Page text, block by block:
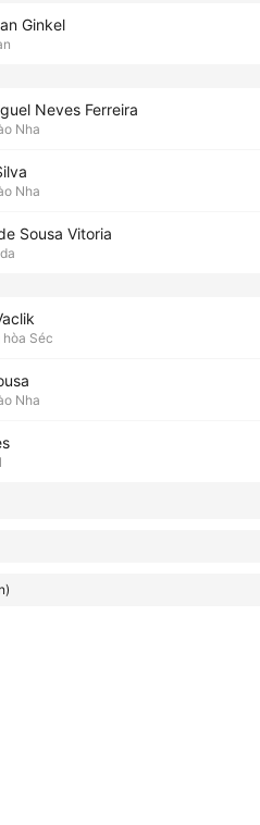
Ginkel
Neves Ferreira
Nha
Nha
Sousa Vitoria
hòa Séc
Nha